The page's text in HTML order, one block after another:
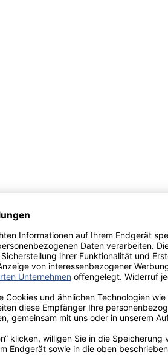
in unserem renommierten Buchverlag.